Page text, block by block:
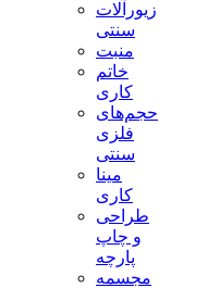
زیورآلات
سنتی
منبت
خاتم
کاری
حجم‌های
فلزی
سنتی
مینا
کاری
طراحی
و چاپ
پارچه
مجسمه